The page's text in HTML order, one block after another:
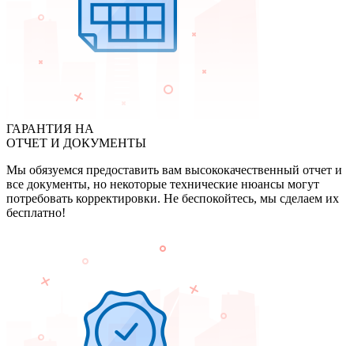
ГАРАНТИЯ НА
ОТЧЕТ И ДОКУМЕНТЫ
Мы обязуемся предоставить вам высококачественный отчет и
все документы, но некоторые технические нюансы могут
потребовать корректировки. Не беспокойтесь, мы сделаем их
бесплатно!